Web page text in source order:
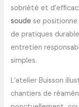
sobriété et
soude se positionne
de pratiques
entretien
simples.
L’atelier Buisson
chantiers de